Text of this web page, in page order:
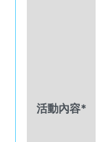
活動內容*